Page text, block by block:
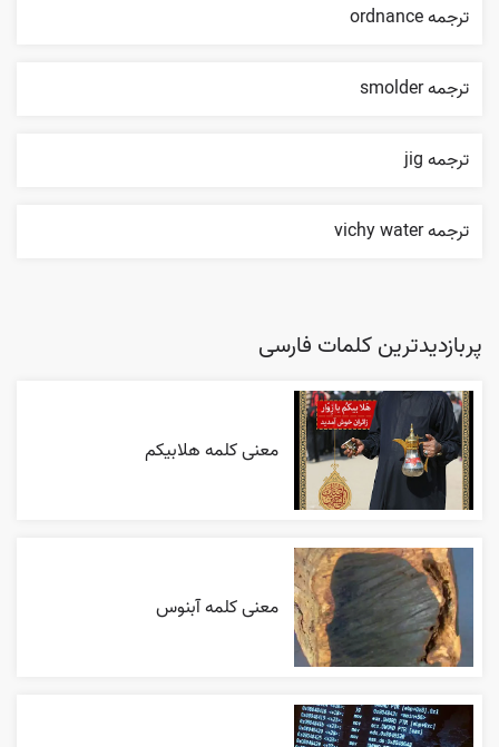
ترجمه ordnance
ترجمه smolder
ترجمه jig
ترجمه vichy water
پربازدیدترین کلمات فارسی
معنی کلمه هلابیکم
معنی کلمه آبنوس